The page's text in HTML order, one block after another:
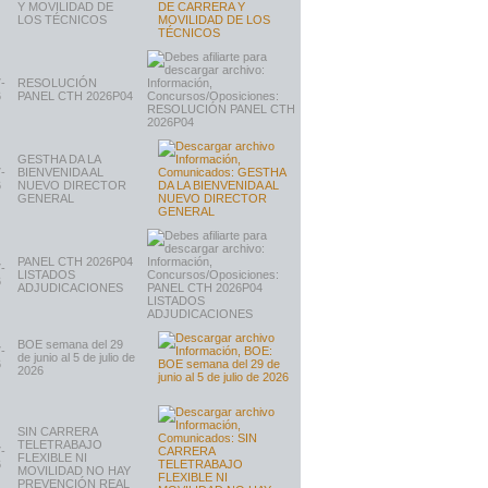
Y MOVILIDAD DE
LOS TÉCNICOS
RESOLUCIÓN
PANEL CTH 2026P04
GESTHA DA LA
BIENVENIDA AL
NUEVO DIRECTOR
GENERAL
PANEL CTH 2026P04
LISTADOS
ADJUDICACIONES
BOE semana del 29
de junio al 5 de julio de
2026
SIN CARRERA
TELETRABAJO
FLEXIBLE NI
MOVILIDAD NO HAY
PREVENCIÓN REAL